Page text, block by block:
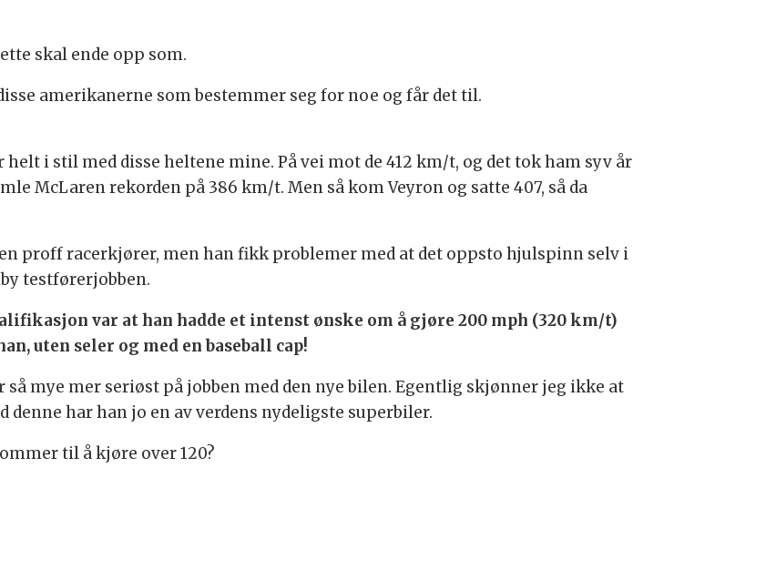
skal ende opp som.
amerikanerne som bestemmer seg for noe og får det til.
i stil med disse heltene mine. På vei mot de 412 km/t, og det tok ham syv år
McLaren rekorden på 386 km/t. Men så kom Veyron og satte 407, så da
proff racerkjører, men han fikk problemer med at det oppsto hjulspinn selv i
testførerjobben.
var at han hadde et intenst ønske om å gjøre 200 mph (320 km/t)
uten seler og med en baseball cap!
så mye mer seriøst på jobben med den nye bilen. Egentlig skjønner jeg ikke at
denne har han jo en av verdens nydeligste superbiler.
til å kjøre over 120?